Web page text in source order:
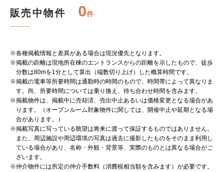
販売中物件 0件
※各種掲載情報と差異がある場合は現況優先となります。
※掲載の距離は現地所在棟のエントランスからの距離を示したもので、徒歩
分数は80mを1分として算出（端数切り上げ）した概算時間です。
※掲載の電車等所要時間は通勤時の時間のもので、時間帯によって異なりま
す。尚、所要時間については乗り換え、待ち合わせ時間を含みます。
※掲載物件は、掲載中に売却済、売出中止あるいは価格変更となる場合があ
ります。（オープンルーム対象物件に関しては、開催中止や延期となる場
合があります。）
※掲載写真に写っている眺望は将来に渡って保証するものではありません。
また、周辺施設や周辺環境の写真は過去に撮影したものをそのまま利用し
ている場合があり、名称・外観・背景等、実際のものとは異なる場合がご
ざいます。
※仲介物件には所定の仲介手数料（消費税相当額を含みます）が必要です。